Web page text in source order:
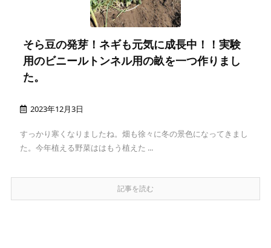
そら豆の発芽！ネギも元気に成長中！！実験
用のビニールトンネル用の畝を一つ作りまし
た。
2023年12月3日
すっかり寒くなりましたね。畑も徐々に冬の景色になってきまし
た。今年植える野菜ははもう植えた ...
記事を読む